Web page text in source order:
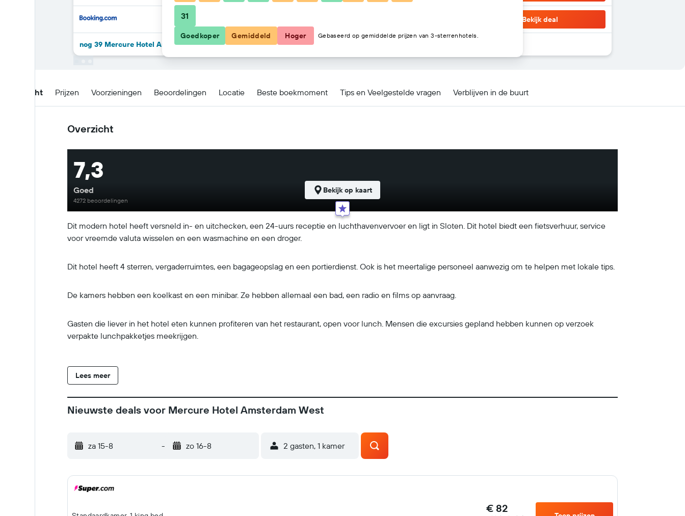
Bekijk deal
nog 39 Mercure Hotel Amsterdam West-deals
Overzicht Prijzen Voorzieningen Beoordelingen Locatie Beste boekmoment Tips en Veelgestelde vragen Verblijven in de buurt
Overzicht
Dit modern hotel heeft versneld in- en uitchecken, een 24-uurs receptie en luchthavenvervoer en ligt in Sloten. Dit hotel biedt een fietsverhuur, service
voor vreemde valuta wisselen en een wasmachine en een droger.
Dit hotel heeft 4 sterren, vergaderruimtes, een bagageopslag en een portierdienst. Ook is het meertalige personeel aanwezig om te helpen met lokale tips.
De kamers hebben een koelkast en een minibar. Ze hebben allemaal een bad, een radio en films op aanvraag.
Gasten die liever in het hotel eten kunnen profiteren van het restaurant, open voor lunch. Mensen die excursies gepland hebben kunnen op verzoek
verpakte lunchpakketjes meekrijgen.
Lees meer
7,3
Goed
4272 beoordelingen
Bekijk op kaart
Nieuwste deals voor Mercure Hotel Amsterdam West
za 15-8 - zo 16-8 2 gasten, 1 kamer
€ 82
31
Goedkoper Gemiddeld Hoger Gebaseerd op gemiddelde prijzen van 3-sterrenhotels.